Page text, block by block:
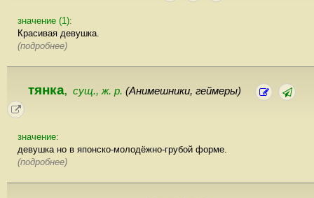
значение (1):
Красивая девушка.
(подробнее)
тянка, сущ., ж. р. (Анимешники, геймеры)
значение:
девушка но в японско-молодёжно-грубой форме.
(подробнее)